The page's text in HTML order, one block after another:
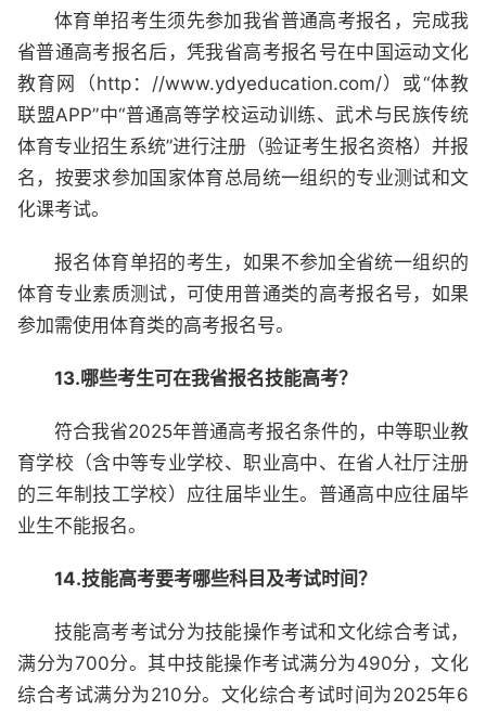
体育单招考生须先参加我省普通高考报名，完成我
省普通高考报名后，凭我省高考报名号在中国运动文化
教育网（http：//www.ydyeducation.com/）或“体教
联盟APP”中“普通高等学校运动训练、武术与民族传统
体育专业招生系统”进行注册（验证考生报名资格）并报
名，按要求参加国家体育总局统一组织的专业测试和文
化课考试。
报名体育单招的考生，如果不参加全省统一组织的
体育专业素质测试，可使用普通类的高考报名号，如果
参加需使用体育类的高考报名号。
13.哪些考生可在我省报名技能高考？
符合我省2025年普通高考报名条件的，中等职业教
育学校（含中等专业学校、职业高中、在省人社厅注册
的三年制技工学校）应往届毕业生。普通高中应往届毕
业生不能报名。
14.技能高考要考哪些科目及考试时间？
技能高考考试分为技能操作考试和文化综合考试，
满分为700分。其中技能操作考试满分为490分，文化
综合考试满分为210分。文化综合考试时间为2025年6